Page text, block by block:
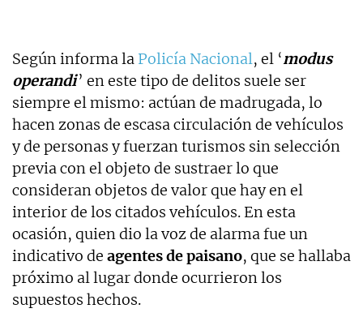
Según informa la Policía Nacional, el ‘modus
operandi’ en este tipo de delitos suele ser
siempre el mismo: actúan de madrugada, lo
hacen zonas de escasa circulación de vehículos
y de personas y fuerzan turismos sin selección
previa con el objeto de sustraer lo que
consideran objetos de valor que hay en el
interior de los citados vehículos. En esta
ocasión, quien dio la voz de alarma fue un
indicativo de agentes de paisano, que se hallaba
próximo al lugar donde ocurrieron los
supuestos hechos.